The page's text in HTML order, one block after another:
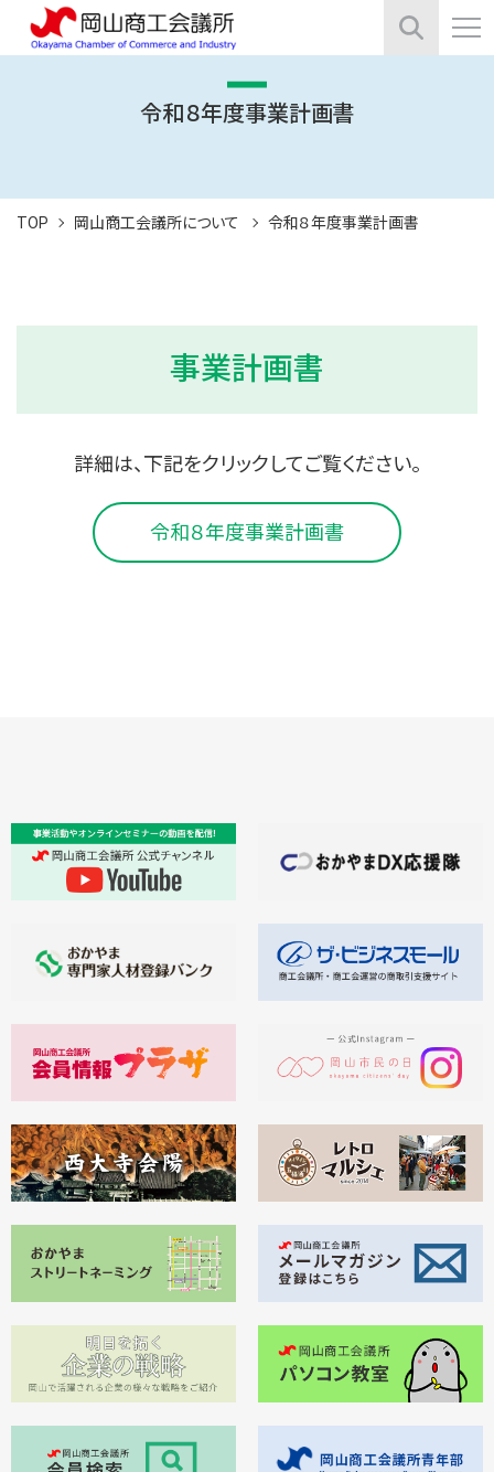
令和８年度事業計画書
TOP 岡山商工会議所について 令和８年度事業計画書
事業計画書
詳細は、下記をクリックしてご覧ください。
令和８年度事業計画書